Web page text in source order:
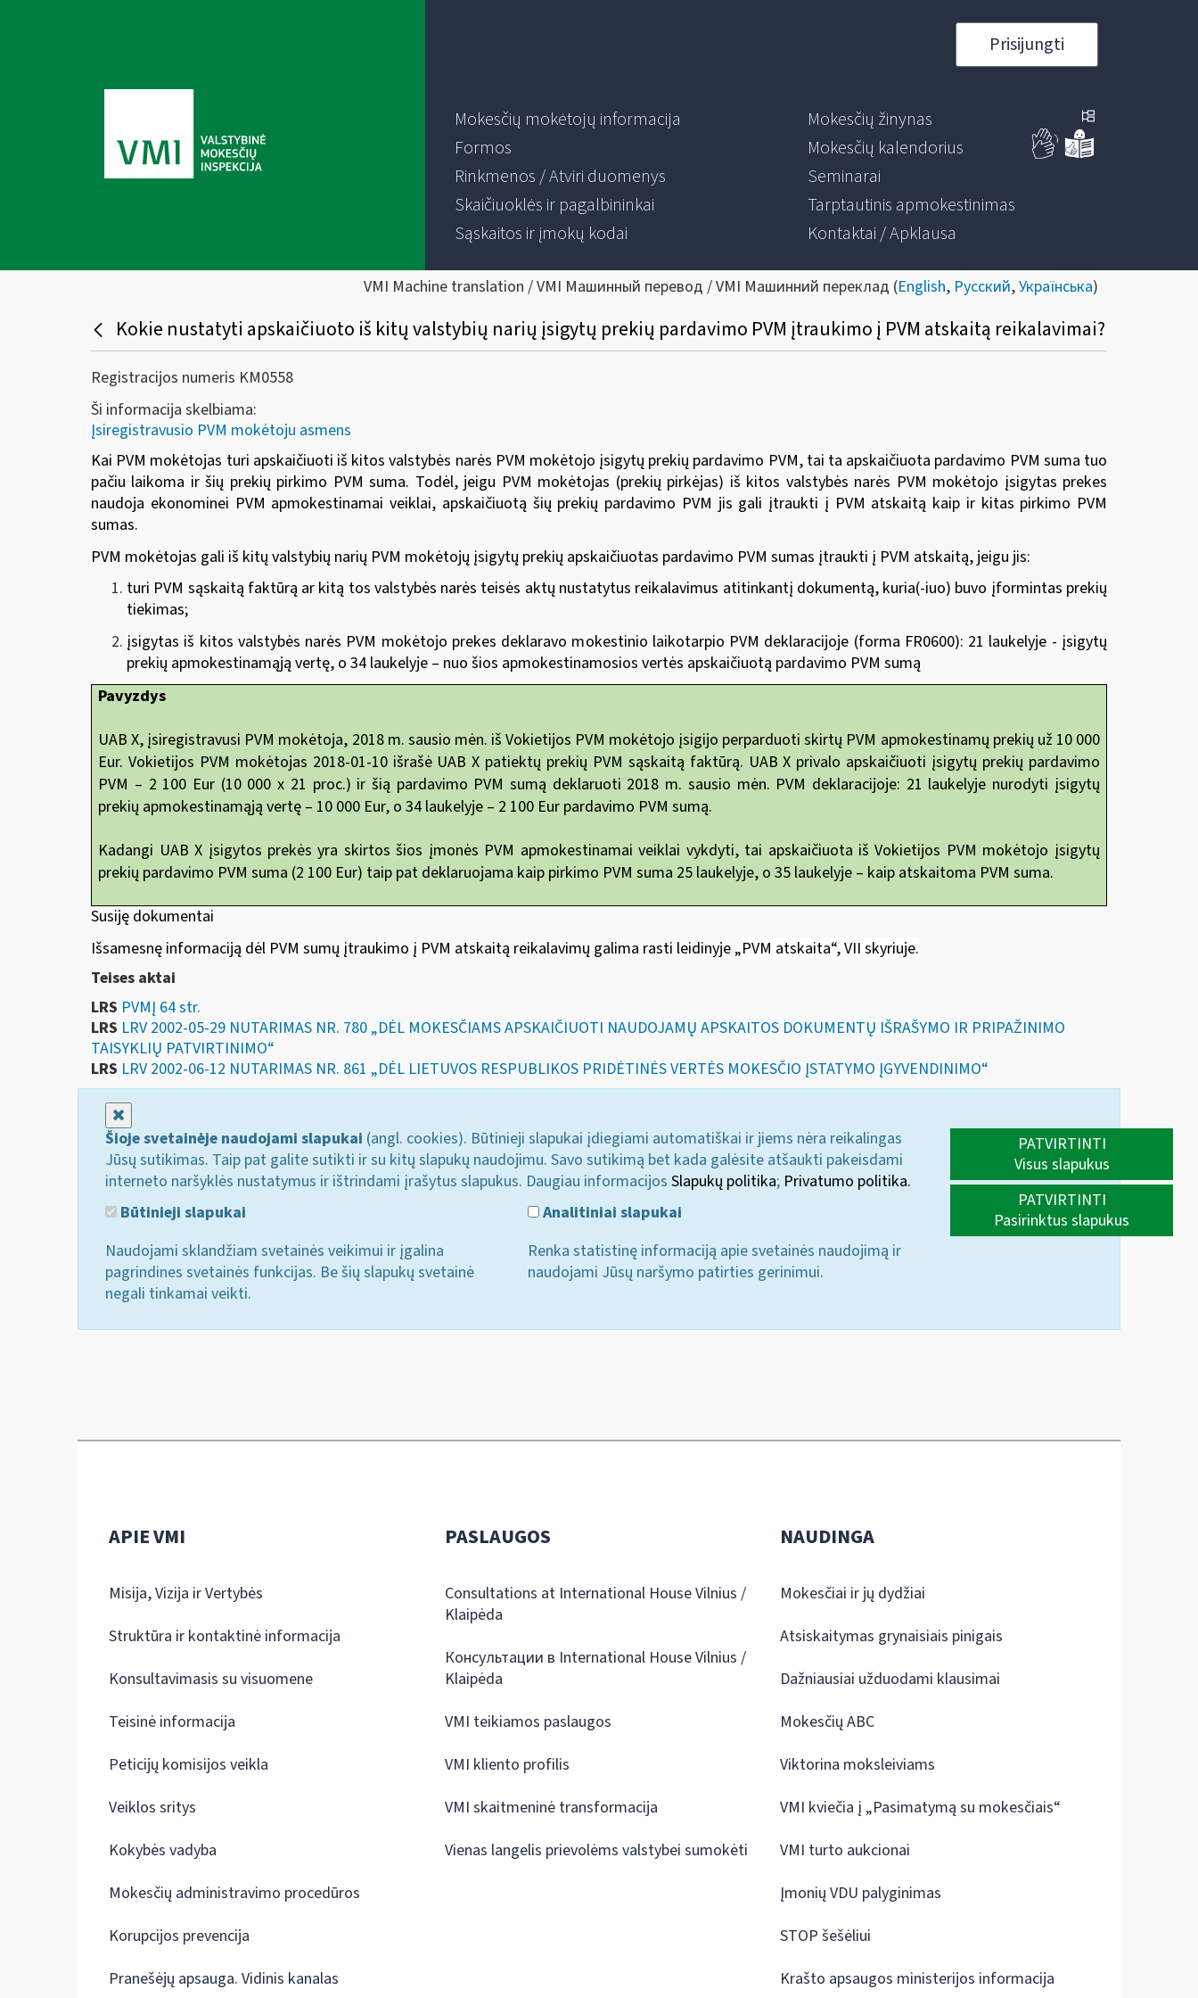
Prisijungti
Mokesčių mokėtojų informacija
Formos
Rinkmenos / Atviri duomenys
Skaičiuoklės ir pagalbininkai
Sąskaitos ir įmokų kodai
Mokesčių žinynas
Mokesčių kalendorius
Seminarai
Tarptautinis apmokestinimas
Kontaktai / Apklausa
VMI Machine translation / VMI Машинный перевод / VMI Машинний переклад (English, Русский,Українська)
Kokie nustatyti apskaičiuoto iš kitų valstybių narių įsigytų prekių pardavimo PVM įtraukimo į PVM atskaitą reikalavimai?
Registracijos numeris KM0558
Ši informacija skelbiama:
Įsiregistravusio PVM mokėtoju asmens
Kai PVM mokėtojas turi apskaičiuoti iš kitos valstybės narės PVM mokėtojo įsigytų prekių pardavimo PVM, tai ta apskaičiuota pardavimo PVM suma tuo
pačiu laikoma ir šių prekių pirkimo PVM suma. Todėl, jeigu PVM mokėtojas (prekių pirkėjas) iš kitos valstybės narės PVM mokėtojo įsigytas prekes
naudoja ekonominei PVM apmokestinamai veiklai, apskaičiuotą šių prekių pardavimo PVM jis gali įtraukti į PVM atskaitą kaip ir kitas pirkimo PVM
sumas.
PVM mokėtojas gali iš kitų valstybių narių PVM mokėtojų įsigytų prekių apskaičiuotas pardavimo PVM sumas įtraukti į PVM atskaitą, jeigu jis:
turi PVM sąskaitą faktūrą ar kitą tos valstybės narės teisės aktų nustatytus reikalavimus atitinkantį dokumentą, kuria(-iuo) buvo įformintas prekių
tiekimas;
įsigytas iš kitos valstybės narės PVM mokėtojo prekes deklaravo mokestinio laikotarpio PVM deklaracijoje (forma FR0600): 21 laukelyje - įsigytų
prekių apmokestinamąją vertę, o 34 laukelyje – nuo šios apmokestinamosios vertės apskaičiuotą pardavimo PVM sumą
Pavyzdys
UAB X, įsiregistravusi PVM mokėtoja, 2018 m. sausio mėn. iš Vokietijos PVM mokėtojo įsigijo perparduoti skirtų PVM apmokestinamų prekių už 10 000
Eur. Vokietijos PVM mokėtojas 2018-01-10 išrašė UAB X patiektų prekių PVM sąskaitą faktūrą. UAB X privalo apskaičiuoti įsigytų prekių pardavimo
PVM – 2 100 Eur (10 000 x 21 proc.) ir šią pardavimo PVM sumą deklaruoti 2018 m. sausio mėn. PVM deklaracijoje: 21 laukelyje nurodyti įsigytų
prekių apmokestinamąją vertę – 10 000 Eur, o 34 laukelyje – 2 100 Eur pardavimo PVM sumą.
Kadangi UAB X įsigytos prekės yra skirtos šios įmonės PVM apmokestinamai veiklai vykdyti, tai apskaičiuota iš Vokietijos PVM mokėtojo įsigytų
prekių pardavimo PVM suma (2 100 Eur) taip pat deklaruojama kaip pirkimo PVM suma 25 laukelyje, o 35 laukelyje – kaip atskaitoma PVM suma.
Susiję dokumentai
Išsamesnę informaciją dėl PVM sumų įtraukimo į PVM atskaitą reikalavimų galima rasti leidinyje „PVM atskaita“, VII skyriuje.
Teises aktai
LRS PVMĮ 64 str.
LRS LRV 2002-05-29 NUTARIMAS NR. 780 „DĖL MOKESČIAMS APSKAIČIUOTI NAUDOJAMŲ APSKAITOS DOKUMENTŲ IŠRAŠYMO IR PRIPAŽINIMO
TAISYKLIŲ PATVIRTINIMO“
LRS LRV 2002-06-12 NUTARIMAS NR. 861 „DĖL LIETUVOS RESPUBLIKOS PRIDĖTINĖS VERTĖS MOKESČIO ĮSTATYMO ĮGYVENDINIMO“
Šioje svetainėje naudojami slapukai (angl. cookies). Būtinieji slapukai įdiegiami automatiškai ir jiems nėra reikalingas
Jūsų sutikimas. Taip pat galite sutikti ir su kitų slapukų naudojimu. Savo sutikimą bet kada galėsite atšaukti pakeisdami
interneto naršyklės nustatymus ir ištrindami įrašytus slapukus. Daugiau informacijos Slapukų politika; Privatumo politika.
Būtinieji slapukai
Naudojami sklandžiam svetainės veikimui ir įgalina
pagrindines svetainės funkcijas. Be šių slapukų svetainė
negali tinkamai veikti.
Analitiniai slapukai
Renka statistinę informaciją apie svetainės naudojimą ir
naudojami Jūsų naršymo patirties gerinimui.
PATVIRTINTI
Visus slapukus
PATVIRTINTI
Pasirinktus slapukus
APIE VMI
Misija, Vizija ir Vertybės
Struktūra ir kontaktinė informacija
Konsultavimasis su visuomene
Teisinė informacija
Peticijų komisijos veikla
Veiklos sritys
Kokybės vadyba
Mokesčių administravimo procedūros
Korupcijos prevencija
Pranešėjų apsauga. Vidinis kanalas
PASLAUGOS
Consultations at International House Vilnius /
Klaipėda
Консультации в International House Vilnius /
Klaipėda
VMI teikiamos paslaugos
VMI kliento profilis
VMI skaitmeninė transformacija
Vienas langelis prievolėms valstybei sumokėti
NAUDINGA
Mokesčiai ir jų dydžiai
Atsiskaitymas grynaisiais pinigais
Dažniausiai užduodami klausimai
Mokesčių ABC
Viktorina moksleiviams
VMI kviečia į „Pasimatymą su mokesčiais“
VMI turto aukcionai
Įmonių VDU palyginimas
STOP šešėliui
Krašto apsaugos ministerijos informacija